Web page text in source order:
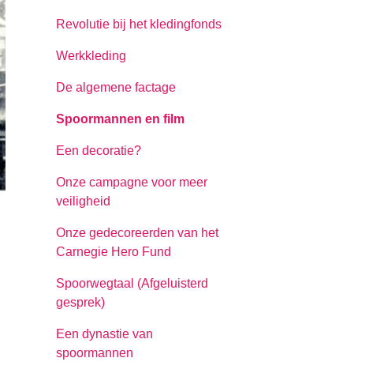
Revolutie bij het kledingfonds
Werkkleding
De algemene factage
Spoormannen en film
Een decoratie?
Onze campagne voor meer
veiligheid
Onze gedecoreerden van het
Carnegie Hero Fund
Spoorwegtaal (Afgeluisterd
gesprek)
Een dynastie van
spoormannen